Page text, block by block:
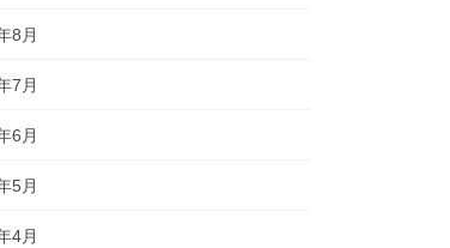
8月
7月
6月
5月
4月